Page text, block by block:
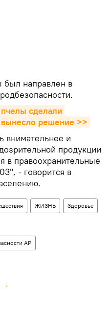
был направлен в
сделали
решение >>
внимательнее и
продукции
в правоохранительные
- говорится в
ЖИЗНЬ Здоровье
АР